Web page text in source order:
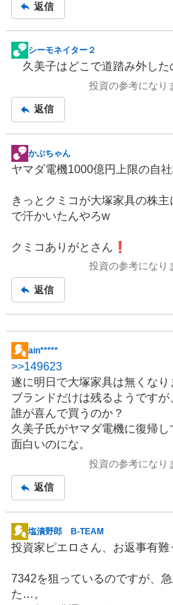
返信
掲
事
シーモネイター２
久美子はどこで道踏み外した
投資の参考になり
返信
掲
示
記
事
かぶちゃん
ヤマダ電機1000億円上限の自
きっとクミコが大塚家具の株
で汗かいたんやろw
クミコありがとさん❗️
投資の参考になり
返信
掲
示
板
記
事
ain*****
>>149623
遂に明日で大塚家具は無くなり
ブランドだけは残るようです
誰が喜んで買うのか？
久美子氏がヤマダ電機に復帰
面白いのにな。
投資の参考になり
返信
掲
示
記
事
塩漬野郎 B-TEAM
投資家ピエロさん、お返事有難
7342を狙っているのですが、
た…。